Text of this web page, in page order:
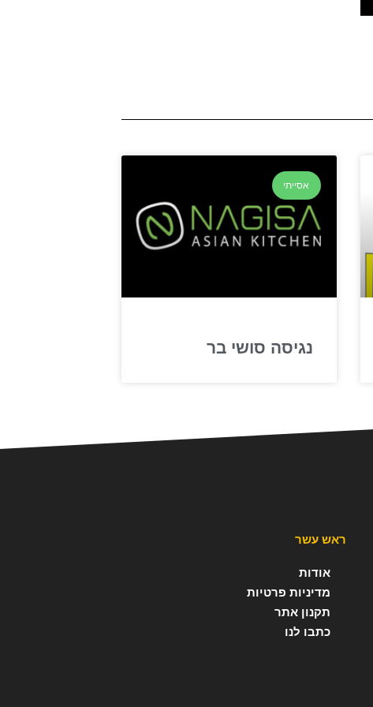
אסייתי
נגיסה סושי בר
ראש עשר
אודות
מדיניות פרטיות
תקנון אתר
כתבו לנו